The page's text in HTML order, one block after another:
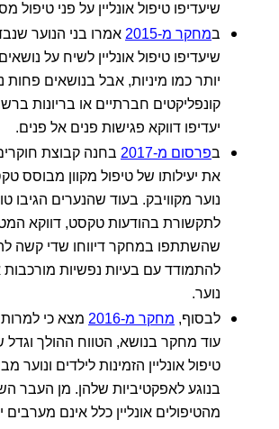
שיעדיפו טיפול אונליין על פני טיפול
במחקר מ-2015
אמרו בני הנוער
שיעדיפו טיפול אונליין לשיח על
יותר כמו מיניות, אבל בנושאים פחות
קונפליקטים חברתיים או בריונות
יעדיפו דווקא פגישות פנים אל פנים.
בפרסום מ-2017
בחנה קבוצת
את יעילותו של טיפול מקוון מבוסס
נוער מקוויבק. בעוד שהנערים הגיבו
לתקשורת בהודעות טקסט, דווקא
שהשתתפו במחקר דיווחו שדי קשה
להתמודד עם בעיות נפשיות מורכבות
נוער.
לבסוף, מחקר מ-2016
מצא כי
עוד מחקר בנושא, הטווח ההולך וגדל
טיפול אונליין הזמינות לילדים ונוער
בנוגע לאפקטיביות שלהן. מן העבר
מהטיפולים אונליין כלל אינם מערבים